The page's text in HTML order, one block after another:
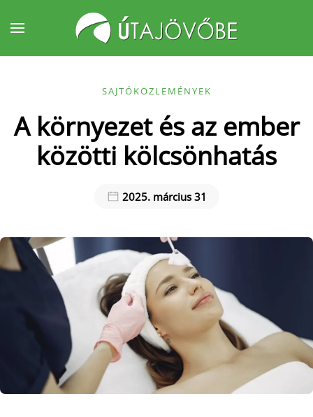
Fő tartalom átugrása
SAJTÓKÖZLEMÉNYEK
A környezet és az ember
közötti kölcsönhatás
2025. március 31